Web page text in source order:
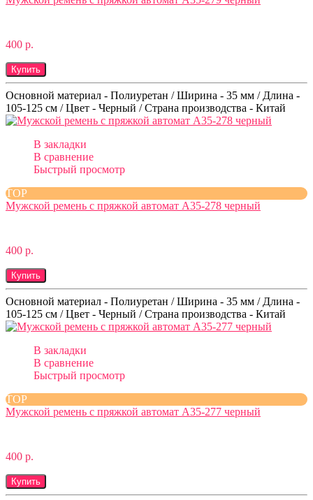
400 р.
Купить
Основной материал - Полиуретан / Ширина - 35 мм / Длина -
105-125 см / Цвет - Черный / Страна производства - Китай
В закладки
В сравнение
Быстрый просмотр
TOP
Мужской ремень с пряжкой автомат A35-278 черный
400 р.
Купить
Основной материал - Полиуретан / Ширина - 35 мм / Длина -
105-125 см / Цвет - Черный / Страна производства - Китай
В закладки
В сравнение
Быстрый просмотр
TOP
Мужской ремень с пряжкой автомат A35-277 черный
400 р.
Купить